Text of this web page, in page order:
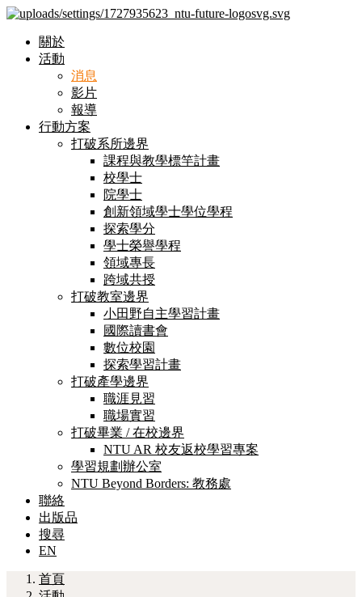
關於
活動
消息
影片
報導
行動方案
打破系所邊界
課程與教學標竿計畫
校學士
院學士
創新領域學士學位學程
探索學分
學士榮譽學程
領域專長
跨域共授
打破教室邊界
小田野自主學習計畫
國際讀書會
數位校園
探索學習計畫
打破產學邊界
職涯見習
職場實習
打破畢業 / 在校邊界
NTU AR 校友返校學習專案
學習規劃辦公室
NTU Beyond Borders: 教務處
聯絡
出版品
搜尋
EN
首頁